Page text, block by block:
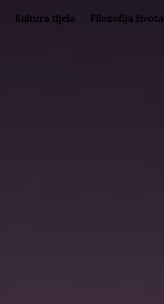
Kultura tijela Filozofija života